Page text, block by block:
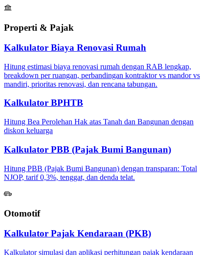
Properti & Pajak
Kalkulator Biaya Renovasi Rumah
Hitung estimasi biaya renovasi rumah dengan RAB lengkap,
breakdown per ruangan, perbandingan kontraktor vs mandor vs
mandiri, prioritas renovasi, dan rencana tabungan.
Kalkulator BPHTB
Hitung Bea Perolehan Hak atas Tanah dan Bangunan dengan
diskon keluarga
Kalkulator PBB (Pajak Bumi Bangunan)
Hitung PBB (Pajak Bumi Bangunan) dengan transparan: Total
NJOP, tarif 0,3%, tenggat, dan denda telat.
Otomotif
Kalkulator Pajak Kendaraan (PKB)
Kalkulator simulasi dan aplikasi perhitungan pajak kendaraan